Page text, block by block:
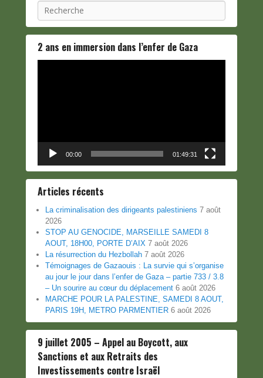
Recherche
2 ans en immersion dans l’enfer de Gaza
00:00 01:49:31
Articles récents
La criminalisation des dirigeants palestiniens 7 août
2026
STOP AU GENOCIDE, MARSEILLE SAMEDI 8
AOUT, 18H00, PORTE D’AIX 7 août 2026
La résurrection du Hezbollah 7 août 2026
Témoignages de Gazaouis : La survie qui s’organise
au jour le jour dans l’enfer de Gaza – partie 733 / 3.8
– Un sourire au cœur du déplacement 6 août 2026
MARCHE POUR LA PALESTINE, SAMEDI 8 AOUT,
PARIS 19H, METRO PARMENTIER 6 août 2026
9 juillet 2005 – Appel au Boycott, aux
Sanctions et aux Retraits des
Investissements contre Israël